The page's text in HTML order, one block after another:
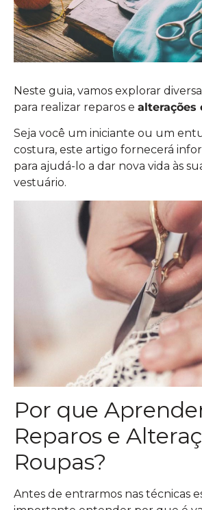
Neste guia, vamos explorar
para realizar reparos e alterações
Seja você um iniciante ou um
costura, este artigo fornecerá
para ajudá-lo a dar nova vida às
vestuário.
Por que
Reparos e
Roupas?
Antes de entrarmos nas técnicas